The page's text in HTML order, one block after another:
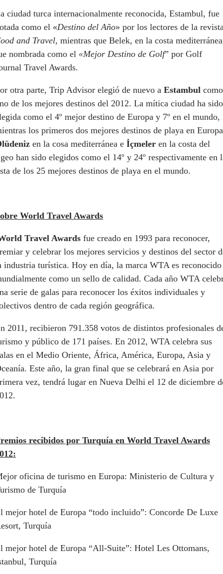
ciudad turca internacionalmente reconocida, Estambul, fue
como el «Destino del Año» por los lectores de la
and Travel, mientras que Belek, en la costa
nombrada como el «Mejor Destino de Golf” por Golf
Travel Awards.
otra parte, Trip Advisor elegió de nuevo a Estambul como
de los mejores destinos del 2012. La mítica ciudad ha sido
como el 4º mejor destino de Europa y 7º en el mundo,
los primeros dos mejores destinos de playa en Europa
en la cosa mediterránea e İçmeler en la costa del
han sido elegidos como el 14º y 24º respectivamente en
de los 25 mejores destinos de playa en el mundo.
World Travel Awards
Travel Awards fue creado en 1993 para reconocer,
y celebrar los mejores servicios y destinos del sector
industria turística. Hoy en día, la marca WTA es reconocido
como un sello de calidad. Cada año WTA
serie de galas para reconocer los éxitos individuales y
dentro de cada región geográfica.
2011, recibieron 791.358 votos de distintos profesionales
y público de 171 países. En 2012, WTA celebra sus
en el Medio Oriente, África, América, Europa, Asia y
Este año, la gran final que se celebrará en Asia por
vez, tendrá lugar en Nueva Delhi el 12 de diciembre
recibidos por Turquía en World Travel Awards
oficina de turismo en Europa: Ministerio de Cultura y
de Turquía
mejor hotel de Europa “todo incluido”: Concorde De Luxe
Turquía
mejor hotel de Europa “All-Suite”: Hotel Les Ottomans,
Turquía